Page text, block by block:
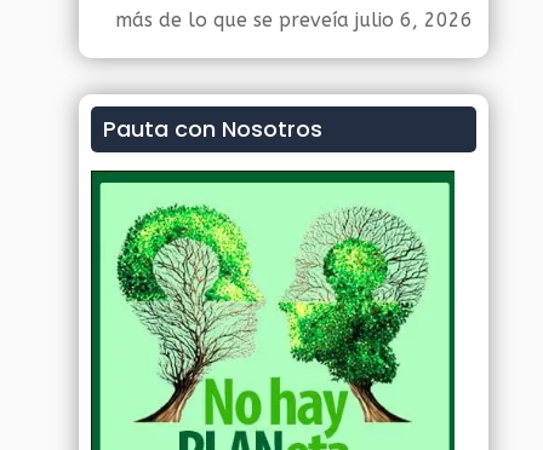
más de lo que se preveía julio 6, 2026
Pauta con Nosotros